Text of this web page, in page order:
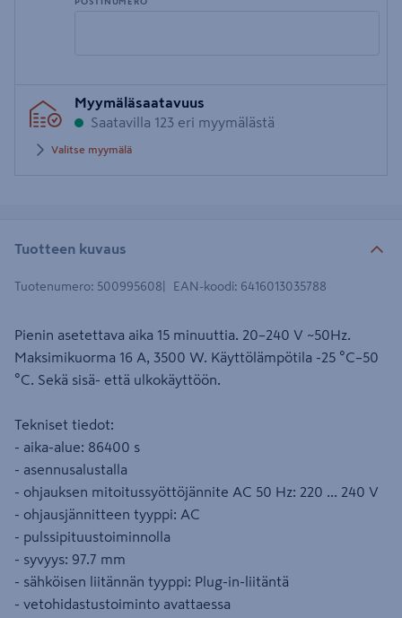
postinumero
Myymäläsaatavuus
Saatavilla 123 eri myymälästä
Valitse myymälä
Tuotteen kuvaus
Tuotenumero: 500995608 EAN-koodi: 6416013035788
Pienin asetettava aika 15 minuuttia. 20–240 V ~50Hz.
Maksimikuorma 16 A, 3500 W. Käyttölämpötila -25 °C–50
°C. Sekä sisä- että ulkokäyttöön.
Tekniset tiedot:
- aika-alue: 86400 s
- asennusalustalla
- ohjauksen mitoitussyöttöjännite AC 50 Hz: 220 ... 240 V
- ohjausjännitteen tyyppi: AC
- pulssipituustoiminnolla
- syvyys: 97.7 mm
- sähköisen liitännän tyyppi: Plug-in-liitäntä
- vetohidastustoiminto avattaessa